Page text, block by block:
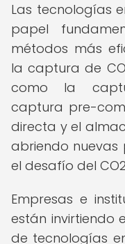
Las tecnologías
papel
métodos más
la captura de
como la
captura pre-
directa y el
abriendo
el desafío del
Empresas e
están invirtiendo
de tecnologías